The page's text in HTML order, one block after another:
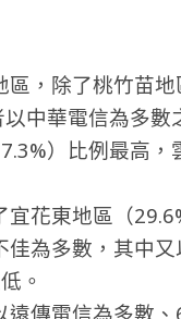
區，除了桃竹苗地
中華電信為多數
）比例最高，
花東地區（
為多數，其中
。
傳電信為多數